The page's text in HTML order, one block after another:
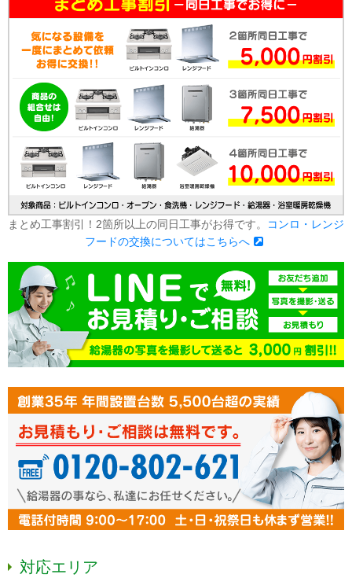
まとめ工事割引！2箇所以上の同日工事がお得です。
コンロ・レンジ
フードの交換についてはこちらへ
対応エリア